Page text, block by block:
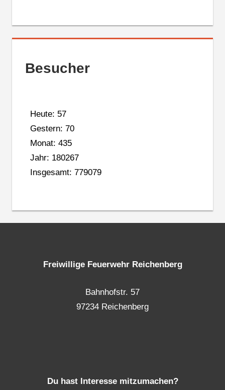
Besucher
Heute: 57
Gestern: 70
Monat: 435
Jahr: 180267
Insgesamt: 779079
Freiwillige Feuerwehr Reichenberg
Bahnhofstr. 57
97234 Reichenberg
Du hast Interesse mitzumachen?